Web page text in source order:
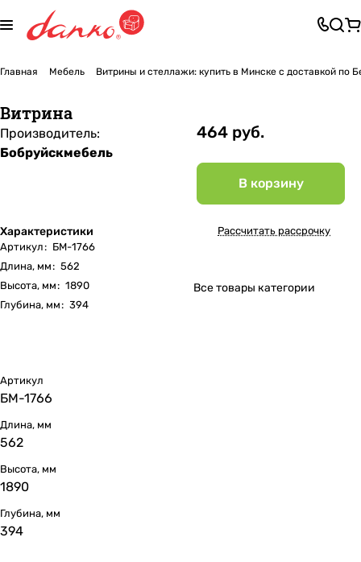
Главная Мебель Витрины и стеллажи: купить в Минске с доставкой по
Витрина
Производитель:
Бобруйскмебель
Характеристики
Артикул: БМ-1766
Длина, мм: 562
Высота, мм: 1890
Глубина, мм: 394
464 руб.
В корзину
Рассчитать рассрочку
Все товары категории
Артикул
БМ-1766
Длина, мм
562
Высота, мм
1890
Глубина, мм
394